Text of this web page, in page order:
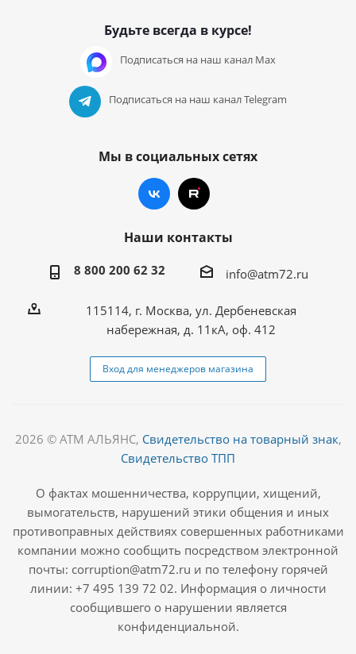
Будьте всегда в курсе!
Подписаться на наш канал Max
Подписаться на наш канал Telegram
Мы в социальных сетях
Наши контакты
8 800 200 62 32 info@atm72.ru
115114, г. Москва, ул. Дербеневская
набережная, д. 11кА, оф. 412
Вход для менеджеров магазина
2026 © АТМ АЛЬЯНС, Свидетельство на товарный знак,
Свидетельство ТПП
О фактах мошенничества, коррупции, хищений,
вымогательств, нарушений этики общения и иных
противоправных действиях совершенных работниками
компании можно сообщить посредством электронной
почты: corruption@atm72.ru и по телефону горячей
линии: +7 495 139 72 02. Информация о личности
сообщившего о нарушении является
конфиденциальной.